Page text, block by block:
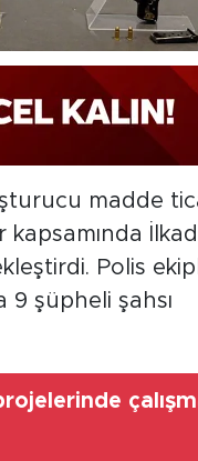
madde
Polis
9 şüpheli şahsı